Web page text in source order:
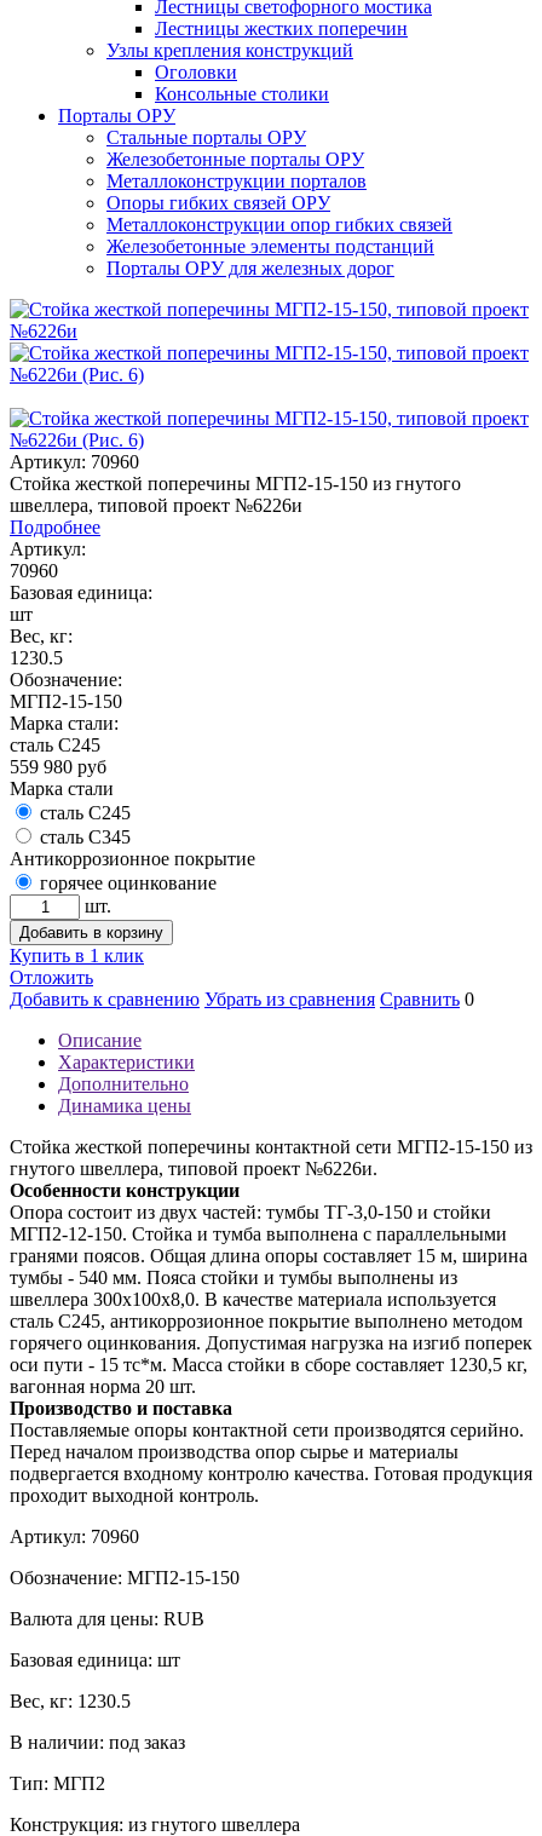
Лестницы светофорного мостика
Лестницы жестких поперечин
Узлы крепления конструкций
Оголовки
Консольные столики
Порталы ОРУ
Стальные порталы ОРУ
Железобетонные порталы ОРУ
Металлоконструкции порталов
Опоры гибких связей ОРУ
Металлоконструкции опор гибких связей
Железобетонные элементы подстанций
Порталы ОРУ для железных дорог
Артикул: 70960
Стойка жесткой поперечины МГП2-15-150 из гнутого
швеллера, типовой проект №6226и
Подробнее
Артикул:
70960
Базовая единица:
шт
Вес, кг:
1230.5
Обозначение:
МГП2-15-150
Марка стали:
сталь С245
559 980 руб
Марка стали
сталь С245
сталь С345
Антикоррозионное покрытие
горячее оцинкование
шт.
Добавить в корзину
Купить в 1 клик
Отложить
Добавить к сравнению Убрать из сравнения Сравнить 0
Описание
Характеристики
Дополнительно
Динамика цены
Стойка жесткой поперечины контактной сети МГП2-15-150 из
гнутого швеллера, типовой проект №6226и.
Особенности конструкции
Опора состоит из двух частей: тумбы ТГ-3,0-150 и стойки
МГП2-12-150. Стойка и тумба выполнена с параллельными
гранями поясов. Общая длина опоры составляет 15 м, ширина
тумбы - 540 мм. Пояса стойки и тумбы выполнены из
швеллера 300х100х8,0. В качестве материала используется
сталь С245, антикоррозионное покрытие выполнено методом
горячего оцинкования. Допустимая нагрузка на изгиб поперек
оси пути - 15 тс*м. Масса стойки в сборе составляет 1230,5 кг,
вагонная норма 20 шт.
Производство и поставка
Поставляемые опоры контактной сети производятся серийно.
Перед началом производства опор сырье и материалы
подвергается входному контролю качества. Готовая продукция
проходит выходной контроль.
Артикул: 70960
Обозначение: МГП2-15-150
Валюта для цены: RUB
Базовая единица: шт
Вес, кг: 1230.5
В наличии: под заказ
Тип: МГП2
Конструкция: из гнутого швеллера